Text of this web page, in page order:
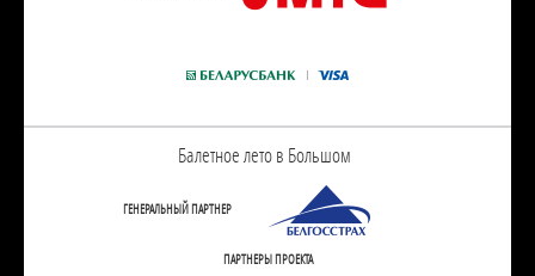
Балетное лето в Большом
ГЕНЕРАЛЬНЫЙ ПАРТНЕР
ПАРТНЕРЫ ПРОЕКТА